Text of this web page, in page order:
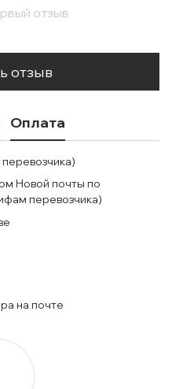
отзыв
отзыв
Оплата
Новой почты по
перевозчика)
на почте